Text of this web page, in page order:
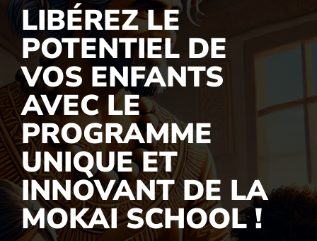
LIBÉREZ LE
POTENTIEL DE
VOS ENFANTS
AVEC LE
PROGRAMME
UNIQUE ET
INNOVANT DE LA
MOKAI SCHOOL !